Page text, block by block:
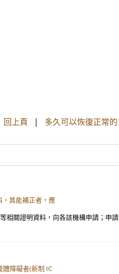
回上頁 | 多久可以恢復正常
，其能補正者，應
關證明資料，向各該機構申請；申
障礙者(新制 IC